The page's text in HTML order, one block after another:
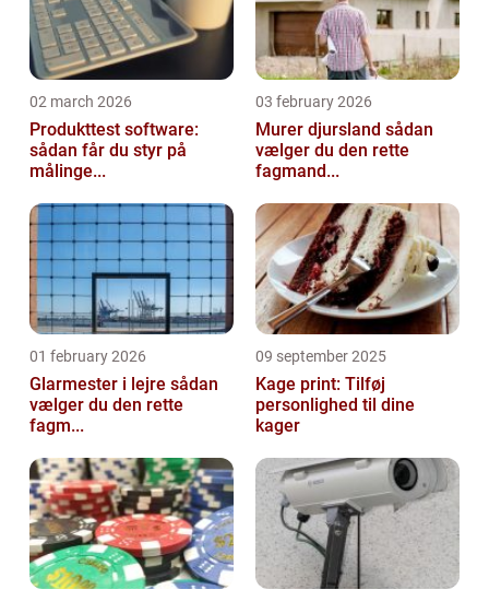
02 march 2026
Produkttest software:
sådan får du styr på
målinge...
03 february 2026
Murer djursland sådan
vælger du den rette
fagmand...
01 february 2026
Glarmester i lejre sådan
vælger du den rette
fagm...
09 september 2025
Kage print: Tilføj
personlighed til dine
kager